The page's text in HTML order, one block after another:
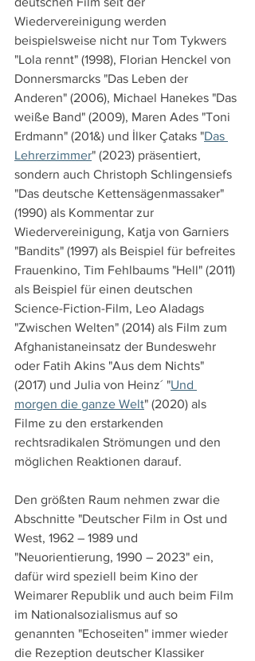
Wiedervereinigung werden
beispielsweise nicht nur Tom Tykwers
"Lola rennt" (1998), Florian Henckel von
Donnersmarcks "Das Leben der
Anderen" (2006), Michael Hanekes "Das
weiße Band" (2009), Maren Ades "Toni
Erdmann" (201&) und İlker Çataks "Das
Lehrerzimmer" (2023) präsentiert,
sondern auch Christoph Schlingensiefs
"Das deutsche Kettensägenmassaker"
(1990) als Kommentar zur
Wiedervereinigung, Katja von Garniers
"Bandits" (1997) als Beispiel für befreites
Frauenkino, Tim Fehlbaums "Hell" (2011)
als Beispiel für einen deutschen
Science-Fiction-Film, Leo Aladags
"Zwischen Welten" (2014) als Film zum
Afghanistaneinsatz der Bundeswehr
oder Fatih Akins "Aus dem Nichts"
(2017) und Julia von Heinz´ "Und
morgen die ganze Welt" (2020) als
Filme zu den erstarkenden
rechtsradikalen Strömungen und den
möglichen Reaktionen darauf.
Den größten Raum nehmen zwar die
Abschnitte "Deutscher Film in Ost und
West, 1962 – 1989 und
"Neuorientierung, 1990 – 2023" ein,
dafür wird speziell beim Kino der
Weimarer Republik und auch beim Film
im Nationalsozialismus auf so
genannten "Echoseiten" immer wieder
die Rezeption deutscher Klassiker